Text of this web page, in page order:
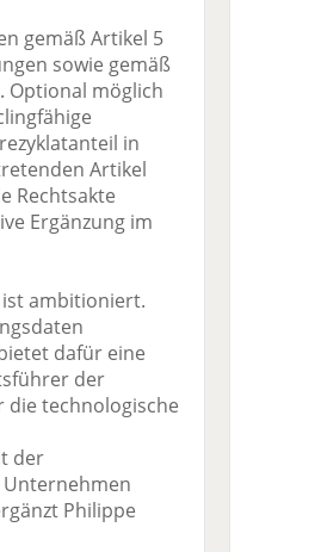
gemäß Artikel 5
sowie gemäß
Optional möglich
in
Artikel
Rechtsakte
Ergänzung im
ist ambitioniert.
dafür eine
der
die technologische
der
Philippe